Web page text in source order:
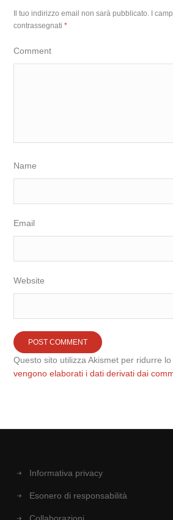
Il tuo indirizzo email non sarà pubblicato.
I
contrassegnati*
Comment
Name
Email
Website
Questo sito utilizza Akismet per ridurre
vengono elaborati i dati derivati dai
Informativa privacy
Esonero di responsabilità